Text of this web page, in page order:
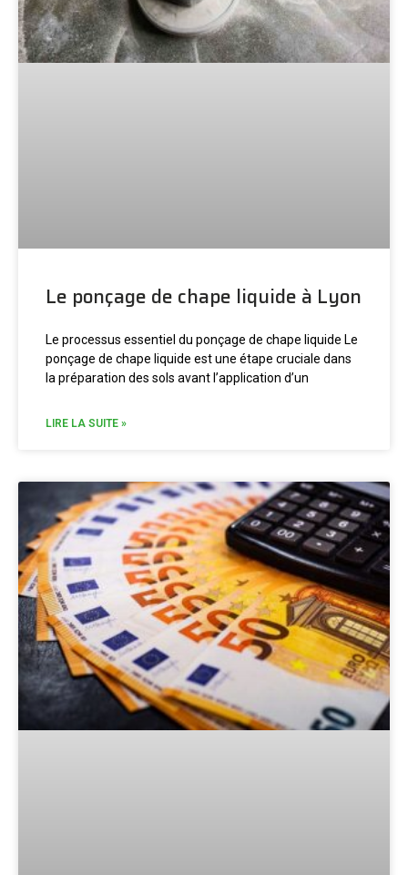
Le ponçage de chape liquide à Lyon
Le processus essentiel du ponçage de chape liquide Le
ponçage de chape liquide est une étape cruciale dans
la préparation des sols avant l’application d’un
LIRE LA SUITE »